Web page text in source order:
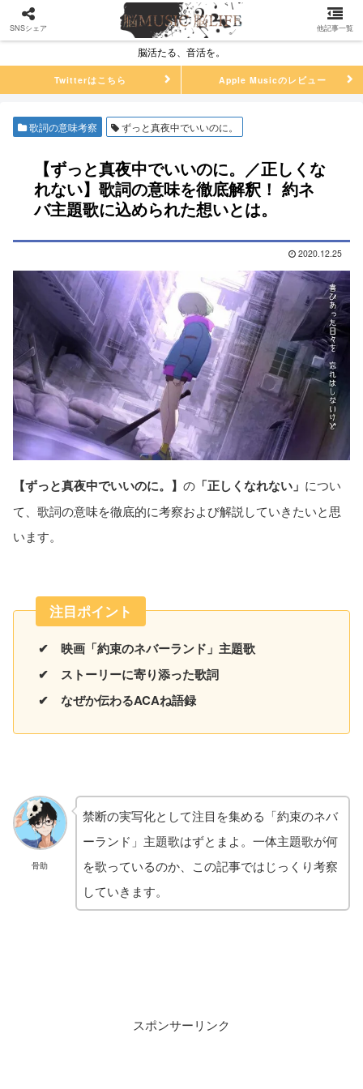
脳活たる、音活を。
Twitterはこちら Apple Musicのレビュー
歌詞の意味考察 ずっと真夜中でいいのに。
【ずっと真夜中でいいのに。／正しくな
れない】歌詞の意味を徹底解釈！ 約ネ
バ主題歌に込められた想いとは。
2020.12.25
【ずっと真夜中でいいのに。】 の 「正しくなれない」 につい
て、歌詞の意味を徹底的に考察および解説していきたいと思
います。
注目ポイント
✔ 映画「約束のネバーランド」主題歌
✔ ストーリーに寄り添った歌詞
✔ なぜか伝わるACAね語録
骨助
禁断の実写化として注目を集める「約束のネバ
ーランド」主題歌はずとまよ。一体主題歌が何
を歌っているのか、この記事ではじっくり考察
していきます。
スポンサーリンク
SNSシェア 他記事一覧